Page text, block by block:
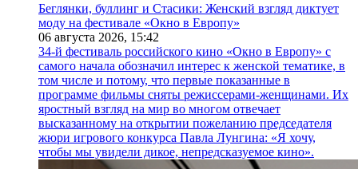
Беглянки, буллинг и Стасики: Женский взгляд диктует
моду на фестивале «Окно в Европу»
06 августа 2026, 15:42
34-й фестиваль российского кино «Окно в Европу» с
самого начала обозначил интерес к женской тематике, в
том числе и потому, что первые показанные в
программе фильмы сняты режиссерами-женщинами. Их
яростный взгляд на мир во многом отвечает
высказанному на открытии пожеланию председателя
жюри игрового конкурса Павла Лунгина: «Я хочу,
чтобы мы увидели дикое, непредсказуемое кино».